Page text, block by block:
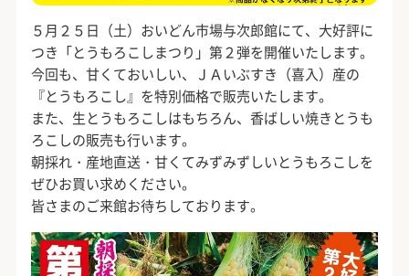
５月２５日（土）おいどん市場与次郎館にて、大好評に
つき「とうもろこしまつり」第２弾を開催いたします。
今回も、甘くておいしい、ＪＡいぶすき（喜入）産の
『とうもろこし』を特別価格で販売いたします。
また、生とうもろこしはもちろん、香ばしい焼きとうも
ろこしの販売も行います。
朝採れ・産地直送・甘くてみずみずしいとうもろこしを
ぜひお買い求めください。
皆さまのご来館お待ちしております。